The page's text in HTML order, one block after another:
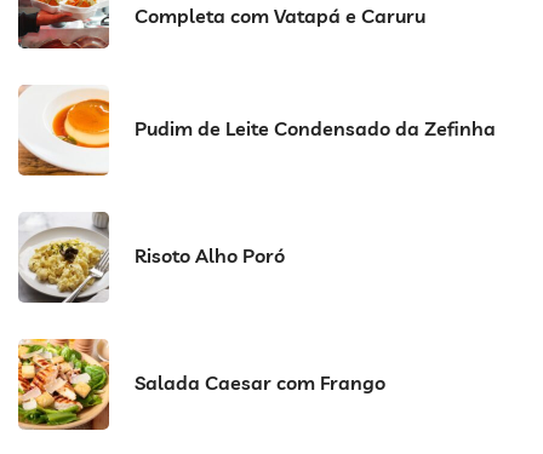
Completa com Vatapá e Caruru
Pudim de Leite Condensado da Zefinha
Risoto Alho Poró
Salada Caesar com Frango